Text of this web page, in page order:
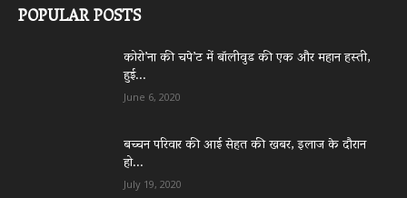
POPULAR POSTS
कोरो’ना की चपे’ट में बॉलीवुड की एक और महान हस्ती,
हुई...
June 6, 2020
बच्चन परिवार की आई सेहत की खबर, इलाज के दौरान
हो...
July 19, 2020